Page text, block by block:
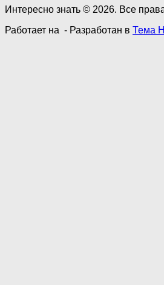
Интересно знать © 2026. Все
Работает на - Разработан в Тема